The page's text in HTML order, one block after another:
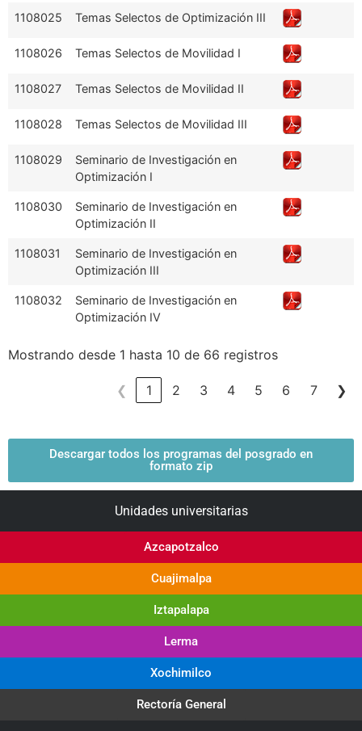
1108025 Temas Selectos de Optimización III
1108026 Temas Selectos de Movilidad I
1108027 Temas Selectos de Movilidad II
1108028 Temas Selectos de Movilidad III
1108029
Seminario de Investigación en
Optimización I
1108030
Seminario de Investigación en
Optimización II
1108031
Seminario de Investigación en
Optimización III
1108032
Seminario de Investigación en
Optimización IV
Mostrando desde 1 hasta 10 de 66 registros
❮ 1 2 3 4 5 6 7 ❯
Descargar todos los programas del posgrado en
formato zip
Unidades universitarias
Azcapotzalco
Cuajimalpa
Iztapalapa
Lerma
Xochimilco
Rectoría General